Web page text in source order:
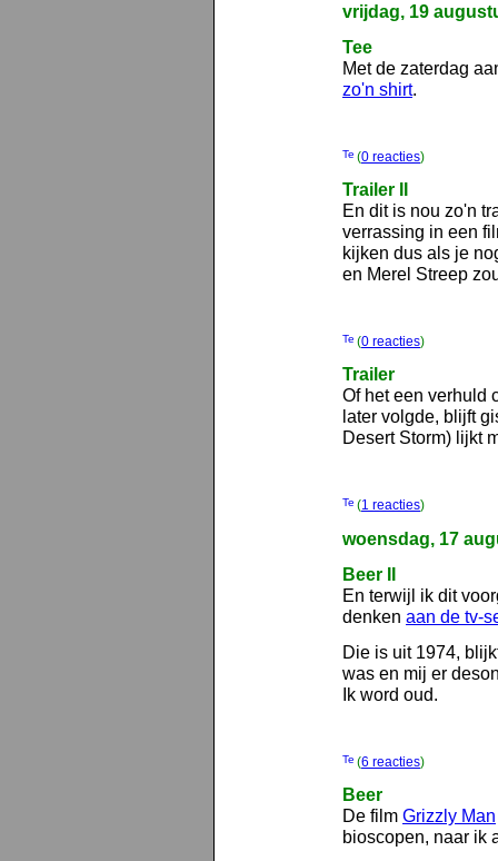
vrijdag, 19
Tee
Met de zaterdag
zo'n shirt.
(0 reacties)
Trailer II
En dit is nou zo'n
verrassing in een
kijken dus als je
en Merel Streep
(0 reacties)
Trailer
Of het een verhuld
later volgde, blijft
Desert Storm) lijkt
(1 reacties)
woensdag, 17
Beer II
En terwijl ik dit
denken aan de tv-
Die is uit 1974,
was en mij er
Ik word oud.
(6 reacties)
Beer
De film Grizzly Man
bioscopen, naar ik